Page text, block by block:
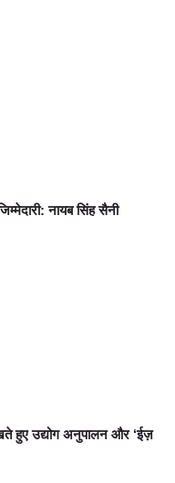
नायब सिंह सैनी
हुए उद्योग अनुपालन और ‘ईज़